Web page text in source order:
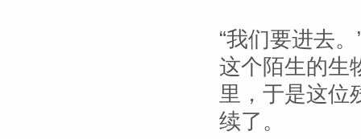
“我们要进去
这个陌生的生
里，于是这位
续了。